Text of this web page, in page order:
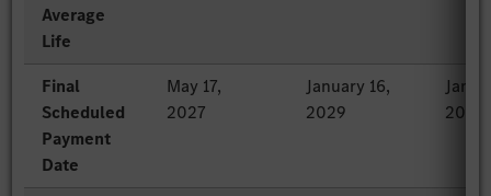
Average
Life
Final
Scheduled
Payment
Date
May 17,
2027
January 16,
2029
2029